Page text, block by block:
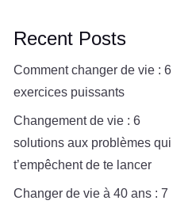
Recent Posts
Comment changer de vie : 6
exercices puissants
Changement de vie : 6
solutions aux problèmes qui
t’empêchent de te lancer
Changer de vie à 40 ans : 7